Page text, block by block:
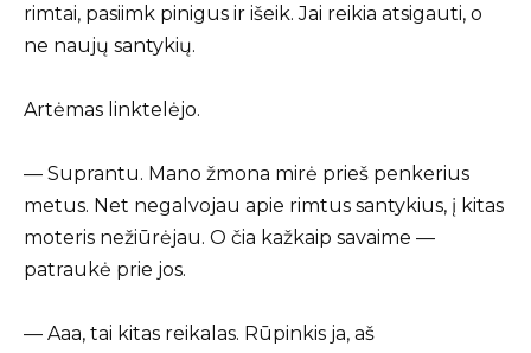
rimtai, pasiimk pinigus ir išeik. Jai reikia atsigauti, o
ne naujų santykių.
Artėmas linktelėjo.
— Suprantu. Mano žmona mirė prieš penkerius
metus. Net negalvojau apie rimtus santykius, į kitas
moteris nežiūrėjau. O čia kažkaip savaime —
patraukė prie jos.
— Aaa, tai kitas reikalas. Rūpinkis ja, aš